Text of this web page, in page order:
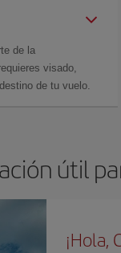
de la
visado,
de tu vuelo.
útil
¡Hola,